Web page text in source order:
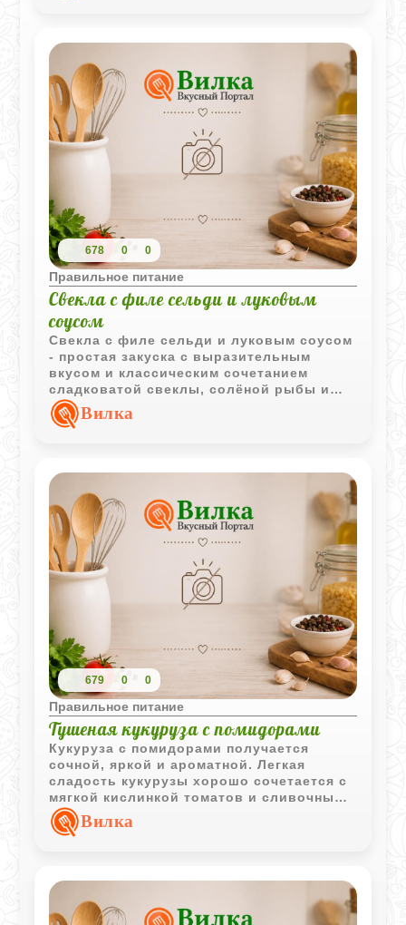
678 0 0
Правильное питание
Свекла с филе сельди и луковым
соусом
Свекла с филе сельди и луковым соусом
- простая закуска с выразительным
вкусом и классическим сочетанием
сладковатой свеклы, солёной рыбы и
ароматного оливкового масла.
Вилка
679 0 0
Правильное питание
Тушеная кукуруза с помидорами
Кукуруза с помидорами получается
сочной, яркой и ароматной. Легкая
сладость кукурузы хорошо сочетается с
мягкой кислинкой томатов и сливочным
вкусом пассерованного лука.
Вилка